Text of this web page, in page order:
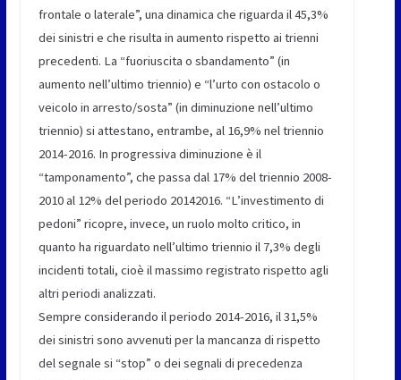
frontale o laterale”, una dinamica che riguarda il 45,3%
dei sinistri e che risulta in aumento rispetto ai trienni
precedenti. La “fuoriuscita o sbandamento” (in
aumento nell’ultimo triennio) e “l’urto con ostacolo o
veicolo in arresto/sosta” (in diminuzione nell’ultimo
triennio) si attestano, entrambe, al 16,9% nel triennio
2014-2016. In progressiva diminuzione è il
“tamponamento”, che passa dal 17% del triennio 2008-
2010 al 12% del periodo 20142016. “L’investimento di
pedoni” ricopre, invece, un ruolo molto critico, in
quanto ha riguardato nell’ultimo triennio il 7,3% degli
incidenti totali, cioè il massimo registrato rispetto agli
altri periodi analizzati.
Sempre considerando il periodo 2014-2016, il 31,5%
dei sinistri sono avvenuti per la mancanza di rispetto
del segnale si “stop” o dei segnali di precedenza